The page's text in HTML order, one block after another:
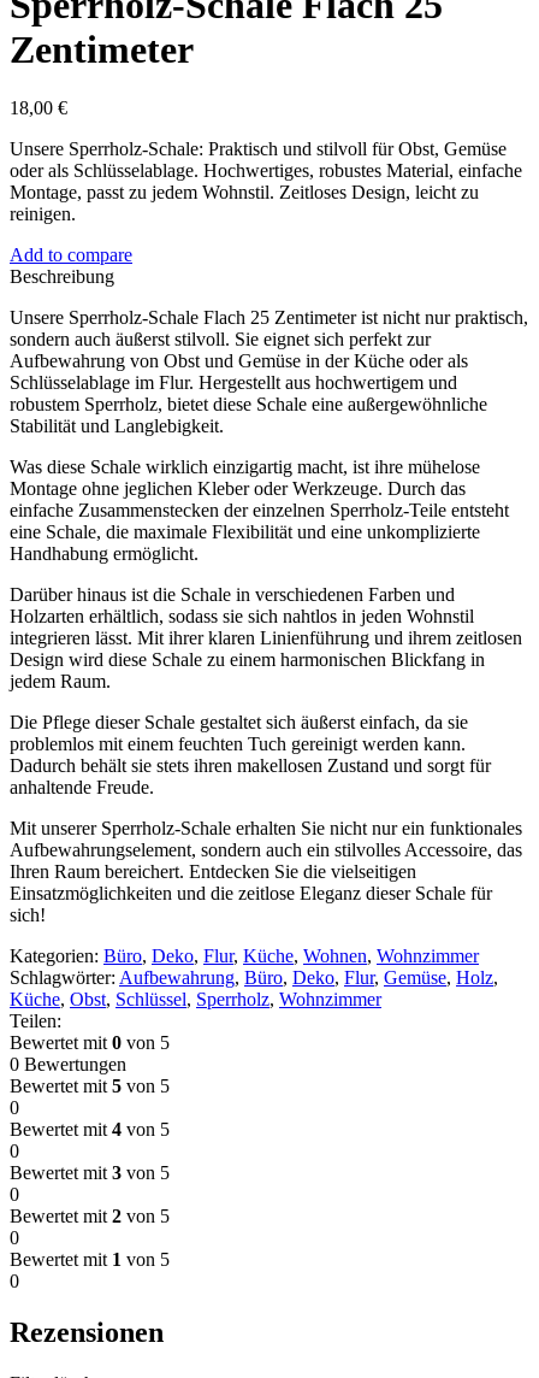
Zentimeter
18,00 €
Unsere Sperrholz-Schale: Praktisch und stilvoll für Obst, Gemüse
oder als Schlüsselablage. Hochwertiges, robustes Material, einfache
Montage, passt zu jedem Wohnstil. Zeitloses Design, leicht zu
reinigen.
Add to compare
Beschreibung
Unsere Sperrholz-Schale Flach 25 Zentimeter ist nicht nur praktisch,
sondern auch äußerst stilvoll. Sie eignet sich perfekt zur
Aufbewahrung von Obst und Gemüse in der Küche oder als
Schlüsselablage im Flur. Hergestellt aus hochwertigem und
robustem Sperrholz, bietet diese Schale eine außergewöhnliche
Stabilität und Langlebigkeit.
Was diese Schale wirklich einzigartig macht, ist ihre mühelose
Montage ohne jeglichen Kleber oder Werkzeuge. Durch das
einfache Zusammenstecken der einzelnen Sperrholz-Teile entsteht
eine Schale, die maximale Flexibilität und eine unkomplizierte
Handhabung ermöglicht.
Darüber hinaus ist die Schale in verschiedenen Farben und
Holzarten erhältlich, sodass sie sich nahtlos in jeden Wohnstil
integrieren lässt. Mit ihrer klaren Linienführung und ihrem zeitlosen
Design wird diese Schale zu einem harmonischen Blickfang in
jedem Raum.
Die Pflege dieser Schale gestaltet sich äußerst einfach, da sie
problemlos mit einem feuchten Tuch gereinigt werden kann.
Dadurch behält sie stets ihren makellosen Zustand und sorgt für
anhaltende Freude.
Mit unserer Sperrholz-Schale erhalten Sie nicht nur ein funktionales
Aufbewahrungselement, sondern auch ein stilvolles Accessoire, das
Ihren Raum bereichert. Entdecken Sie die vielseitigen
Einsatzmöglichkeiten und die zeitlose Eleganz dieser Schale für
sich!
Kategorien: Büro, Deko, Flur, Küche, Wohnen, Wohnzimmer
Schlagwörter: Aufbewahrung, Büro, Deko, Flur, Gemüse, Holz,
Küche, Obst, Schlüssel, Sperrholz, Wohnzimmer
Teilen:
Bewertet mit 0 von 5
0 Bewertungen
Bewertet mit 5 von 5
0
Bewertet mit 4 von 5
0
Bewertet mit 3 von 5
0
Bewertet mit 2 von 5
0
Bewertet mit 1 von 5
0
Rezensionen